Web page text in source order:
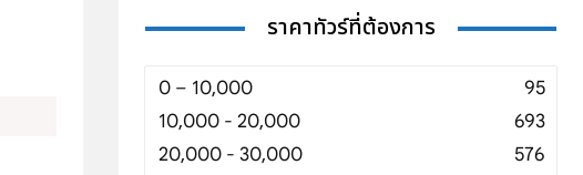
ราคาทัวร์ที่ต้องการ
0 – 10,000
95
10,000 - 20,000
693
20,000 - 30,000
576